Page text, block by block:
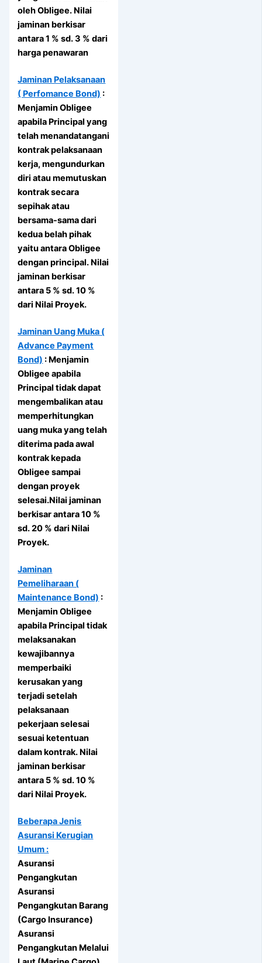
oleh Obligee. Nilai
jaminan berkisar
antara 1 % sd. 3 % dari
harga penawaran
Jaminan Pelaksanaan
( Perfomance Bond) :
Menjamin Obligee
apabila Principal yang
telah menandatangani
kontrak pelaksanaan
kerja, mengundurkan
diri atau memutuskan
kontrak secara
sepihak atau
bersama-sama dari
kedua belah pihak
yaitu antara Obligee
dengan principal. Nilai
jaminan berkisar
antara 5 % sd. 10 %
dari Nilai Proyek.
Jaminan Uang Muka (
Advance Payment
Bond) : Menjamin
Obligee apabila
Principal tidak dapat
mengembalikan atau
memperhitungkan
uang muka yang telah
diterima pada awal
kontrak kepada
Obligee sampai
dengan proyek
selesai.Nilai jaminan
berkisar antara 10 %
sd. 20 % dari Nilai
Proyek.
Jaminan
Pemeliharaan (
Maintenance Bond) :
Menjamin Obligee
apabila Principal tidak
melaksanakan
kewajibannya
memperbaiki
kerusakan yang
terjadi setelah
pelaksanaan
pekerjaan selesai
sesuai ketentuan
dalam kontrak. Nilai
jaminan berkisar
antara 5 % sd. 10 %
dari Nilai Proyek.
Beberapa Jenis
Asuransi Kerugian
Umum :
Asuransi
Pengangkutan
Asuransi
Pengangkutan Barang
(Cargo Insurance)
Asuransi
Pengangkutan Melalui